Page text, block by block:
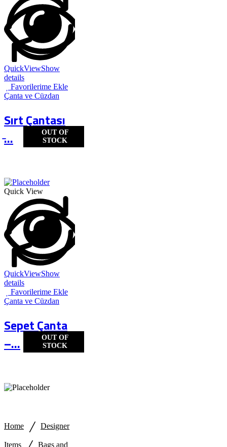
OUT OF
STOCK
QuickViewShow
details
Favorilerime Ekle
Çanta ve Cüzdan
Sırt Çantası
̵...
OUT OF
STOCK
Quick View
QuickViewShow
details
Favorilerime Ekle
Çanta ve Cüzdan
Sepet Çanta
–...
Home / Designer
Items Bags and